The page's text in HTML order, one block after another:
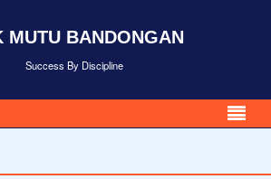
MUTU BANDONGAN
Success By Discipline